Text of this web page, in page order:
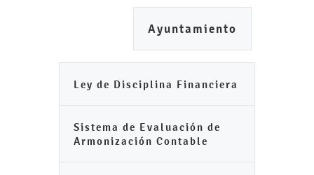
Ayuntamiento
Ley de Disciplina Financiera
Sistema de Evaluación de
Armonización Contable